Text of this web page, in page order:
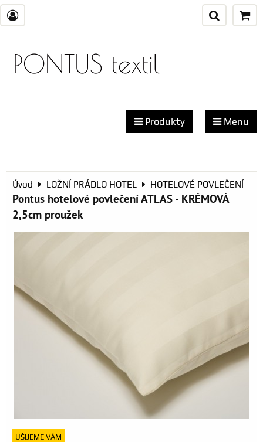
PONTUS textil
Produkty Menu
Úvod LOŽNÍ PRÁDLO HOTEL HOTELOVÉ POVLEČENÍ
Pontus hotelové povlečení ATLAS - KRÉMOVÁ
2,5cm proužek
UŠIJEME VÁM